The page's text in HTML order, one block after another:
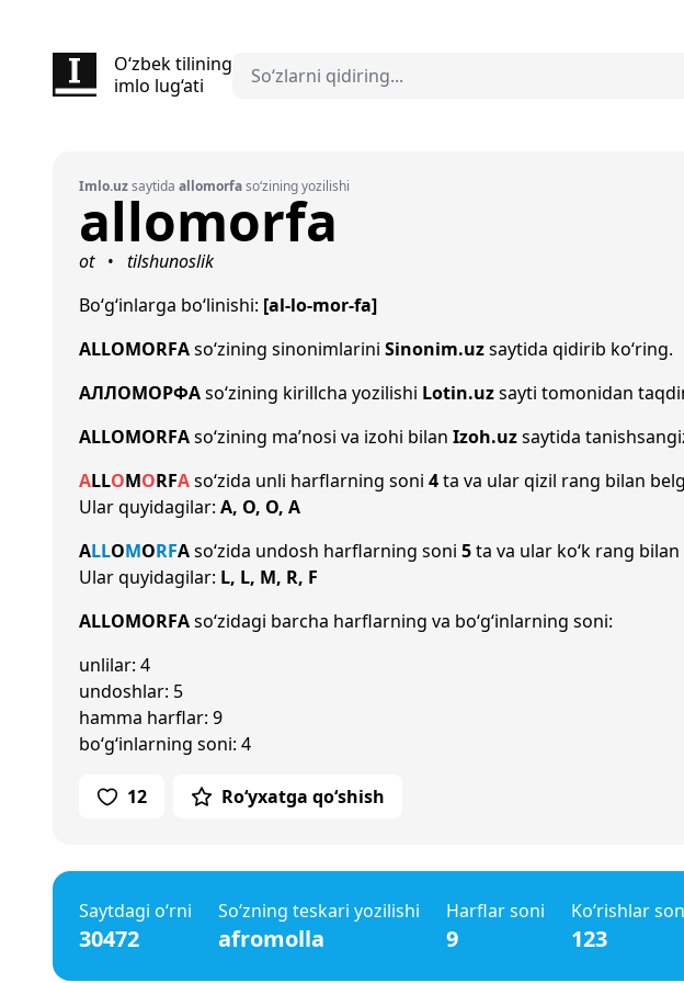
O‘zbek tilining
imlo lug‘ati
Imlo.uzsaytida allomorfaso‘zining yozilishi
allomorfa
ot •
tilshunoslik
Bo‘g‘inlarga bo‘linishi: [al-lo-mor-fa]
ALLOMORFAso‘zining sinonimlarini Sinonim.uzsaytida qidirib ko‘ring.
АЛЛОМОРФАso‘zining kirillcha yozilishi Lotin.uzsayti tomonidan
ALLOMORFAso‘zining ma’nosi va izohi bilan Izoh.uzsaytida
ALLOMORFAso‘zida unli harflarning soni 4ta va ular qizil rang bilan
Ular quyidagilar: A, O, O, A
ALLOMORFAso‘zida undosh harflarning soni 5ta va ular ko‘k rang
Ular quyidagilar: L, L, M, R, F
ALLOMORFAso‘zidagi barcha harflarning va bo‘g‘inlarning soni:
unlilar: 4
undoshlar: 5
hamma harflar: 9
bo‘g‘inlarning soni: 4
12 Ro‘yxatga qo‘shish
Saytdagi o‘rni
30472
So‘zning teskari yozilishi
afromolla
Harflar soni
9
Ko‘rishlar
123